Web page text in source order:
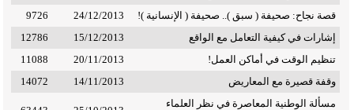
قصة نجاح: صحيفة ( سبق ).. صحيفة ( الإنسانية )!
24/12/2013
9726
إشارات في كيفية التعامل مع الواقع
15/12/2013
12786
تنظيم الوقت في أماكن العمل!
20/11/2013
11088
وقفة قصيرة مع المعاريض
14/11/2013
14072
مسألة الوطنية المعاصرة في نظر العلماء